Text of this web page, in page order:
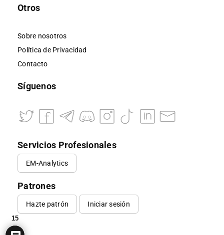
Otros
Sobre nosotros
Política de Privacidad
Contacto
Síguenos
Servicios Profesionales
EM-Analytics
Patrones
Hazte patrón Iniciar sesión
15